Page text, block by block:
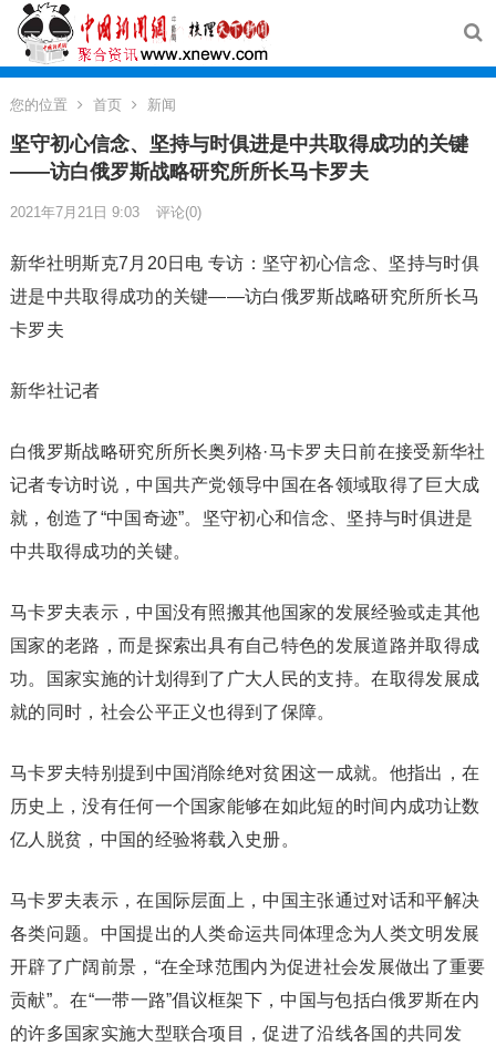
您的位置 首页 新闻
坚守初心信念、坚持与时俱进是中共取得成功的关键
——访白俄罗斯战略研究所所长马卡罗夫
2021年7月21日 9:03 评论(0)
新华社明斯克7月20日电 专访：坚守初心信念、坚持与时俱
进是中共取得成功的关键——访白俄罗斯战略研究所所长马
卡罗夫
新华社记者
白俄罗斯战略研究所所长奥列格·马卡罗夫日前在接受新华社
记者专访时说，中国共产党领导中国在各领域取得了巨大成
就，创造了“中国奇迹”。坚守初心和信念、坚持与时俱进是
中共取得成功的关键。
马卡罗夫表示，中国没有照搬其他国家的发展经验或走其他
国家的老路，而是探索出具有自己特色的发展道路并取得成
功。国家实施的计划得到了广大人民的支持。在取得发展成
就的同时，社会公平正义也得到了保障。
马卡罗夫特别提到中国消除绝对贫困这一成就。他指出，在
历史上，没有任何一个国家能够在如此短的时间内成功让数
亿人脱贫，中国的经验将载入史册。
马卡罗夫表示，在国际层面上，中国主张通过对话和平解决
各类问题。中国提出的人类命运共同体理念为人类文明发展
开辟了广阔前景，“在全球范围内为促进社会发展做出了重要
贡献”。在“一带一路”倡议框架下，中国与包括白俄罗斯在内
的许多国家实施大型联合项目，促进了沿线各国的共同发